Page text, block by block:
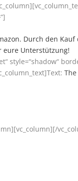
Durch den
eure Unterstützung!
style=“shadow“